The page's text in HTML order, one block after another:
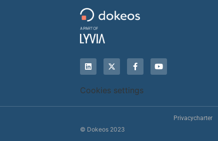
Cookies settings
© Dokeos 2023
Privacycharter